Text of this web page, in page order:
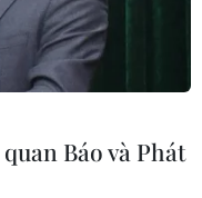
Báo và Phát